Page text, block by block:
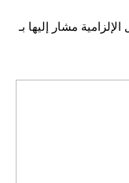
مشار إليها بـ